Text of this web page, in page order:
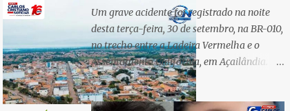
aconteceu quando Karine retornava para
casa, por volta das 5h40 da manhã.
“Quando cheguei, ele estava escondido.
Assim que me viu, entrou no carro e
começou a me atacar com uma faca,
atingindo também o rapaz que estava
comigo”, relatou. Após a agressão, Karine
Um grave acidente foi registrado na noite
desta terça-feira, 30 de setembro, na BR-010,
no trecho entre a Ladeira Vermelha e o
Assentamento Califórnia, em Açailândia. De
acordo com informações apuradas, as
vítimas eram um casal residente em